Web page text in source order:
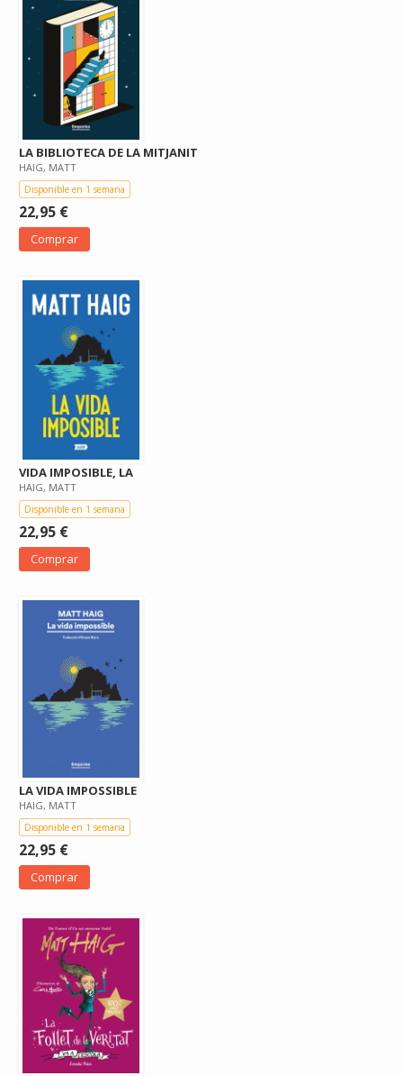
LA BIBLIOTECA DE LA MITJANIT
HAIG, MATT
Disponible en 1 semana
22,95 €
Comprar
VIDA IMPOSIBLE, LA
HAIG, MATT
Disponible en 1 semana
22,95 €
Comprar
LA VIDA IMPOSSIBLE
HAIG, MATT
Disponible en 1 semana
22,95 €
Comprar